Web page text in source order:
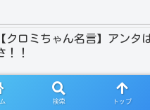
【クロミちゃん名言】アンタ
！！
ぐでたま名言】まぁなるよ
検索 トップ